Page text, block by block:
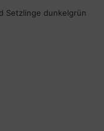
Setzlinge dunkelgrün